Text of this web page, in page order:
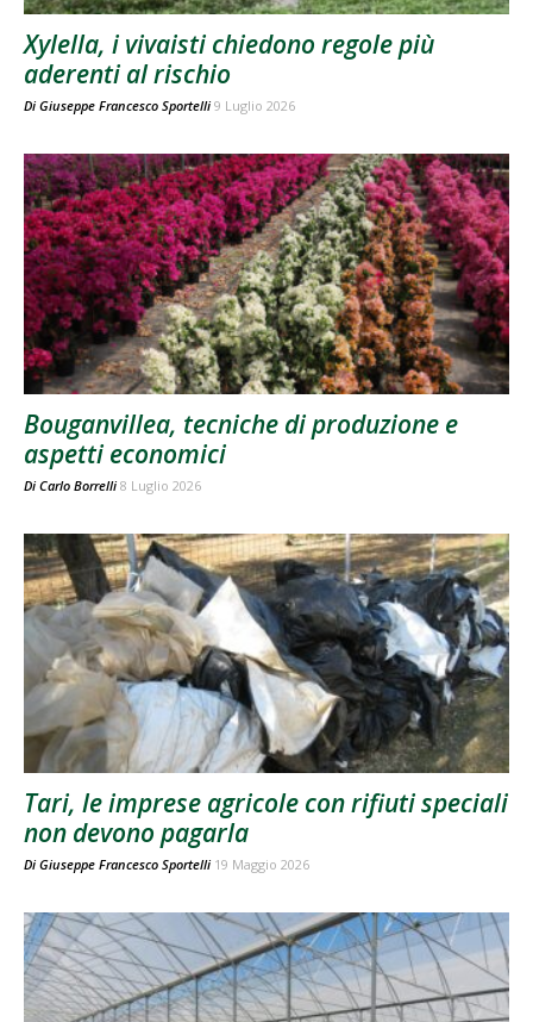
Xylella, i vivaisti chiedono regole più
aderenti al rischio
Di Giuseppe Francesco Sportelli 9 Luglio 2026
Bouganvillea, tecniche di produzione e
aspetti economici
Di Carlo Borrelli 8 Luglio 2026
Tari, le imprese agricole con rifiuti speciali
non devono pagarla
Di Giuseppe Francesco Sportelli 19 Maggio 2026